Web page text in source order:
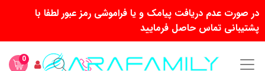
در صورت عدم دریافت پیامک و یا فراموشی رمز عبور لطفا با
پشتیبانی تماس حاصل فرمایید
0